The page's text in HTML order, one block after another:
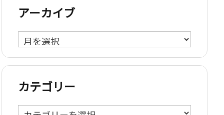
アーカイブ
ア
ー
カ
ブ
カテゴリー
カ